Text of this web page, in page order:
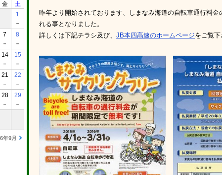
金
土
1
－
7
－
8
－
14
－
15
－
21
－
22
－
28
－
29
－
年9月
昨年より開始されております、しまなみ海道の自転車通行料
れる事となりました。
詳しくは下記チラシ及び、 JB本四高速のホームページをご覧下